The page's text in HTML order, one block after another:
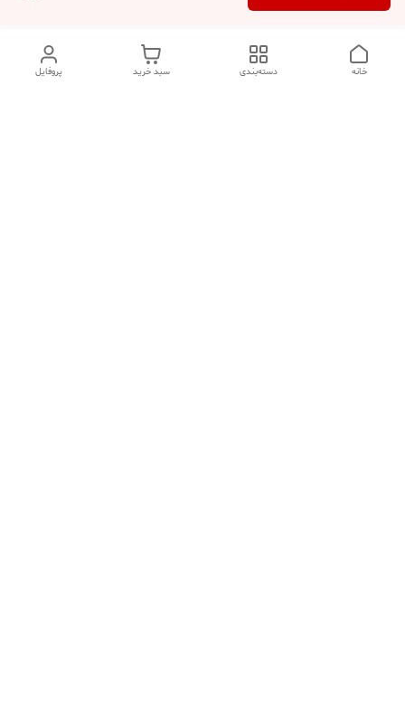
پروفایل سبد خرید دسته‌بندی خانه